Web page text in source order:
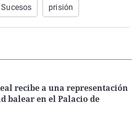
Sucesos prisión
recibe a una representación
balear en el Palacio de